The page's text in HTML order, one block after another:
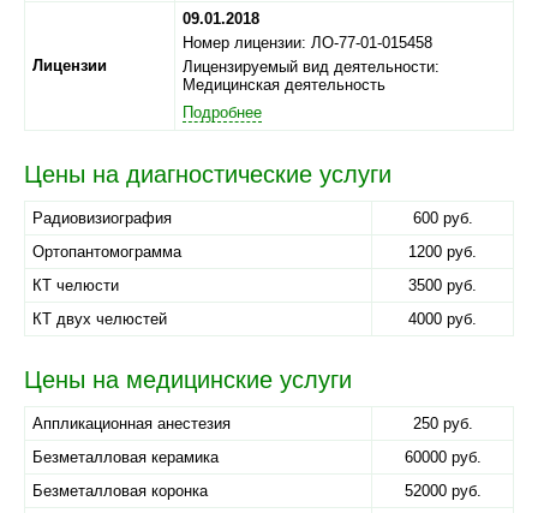
Лицензии
09.01.2018
Номер лицензии: ЛО-77-01-015458
Лицензируемый вид деятельности:
Медицинская деятельность
Подробнее
Цены на диагностические услуги
Радиовизиография
600 руб.
Ортопантомограмма
1200 руб.
КТ челюсти
3500 руб.
КТ двух челюстей
4000 руб.
Цены на медицинские услуги
Аппликационная анестезия
250 руб.
Безметалловая керамика
60000 руб.
Безметалловая коронка
52000 руб.